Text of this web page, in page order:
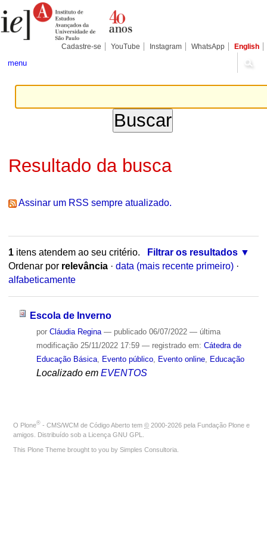
para
conteúdo.
Pessoais
Cadastre-se YouTube Instagram WhatsApp English
menu
Resultado da busca
Assinar um RSS sempre atualizado.
1itens atendem ao seu critério.
Filtrar os resultados
Ordenar por relevância · data (mais recente primeiro) ·
alfabeticamente
Escola de Inverno
por Cláudia Regina — publicado06/07/2022 — última
modificação25/11/2022 17:59 — registrado em: Cátedra de
Educação Básica, Evento público, Evento online, Educação
Localizado em EVENTOS
O Plone® - CMS/WCM de Código Aberto tem © 2000-2026 pela Fundação Plone e
amigos. Distribuído sob a Licença GNU GPL
This Plone Theme brought to you by Simples Consultoria